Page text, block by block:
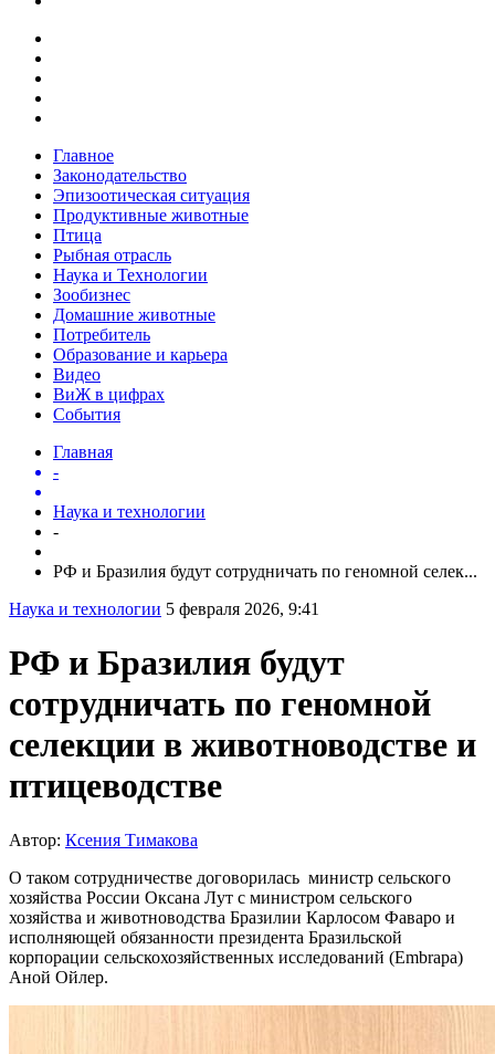
Главное
Законодательство
Эпизоотическая ситуация
Продуктивные животные
Птица
Рыбная отрасль
Наука и Технологии
Зообизнес
Домашние животные
Потребитель
Образование и карьера
Видео
ВиЖ в цифрах
События
Главная
-
Наука и технологии
-
РФ и Бразилия будут сотрудничать по геномной селек...
Наука и технологии 5 февраля 2026, 9:41
РФ и Бразилия будут
сотрудничать по геномной
селекции в животноводстве и
птицеводстве
Автор: Ксения Тимакова
О таком сотрудничестве договорилась министр сельского
хозяйства России Оксана Лут с министром сельского
хозяйства и животноводства Бразилии Карлосом Фаваро и
исполняющей обязанности президента Бразильской
корпорации сельскохозяйственных исследований (Embrapa)
Аной Ойлер.